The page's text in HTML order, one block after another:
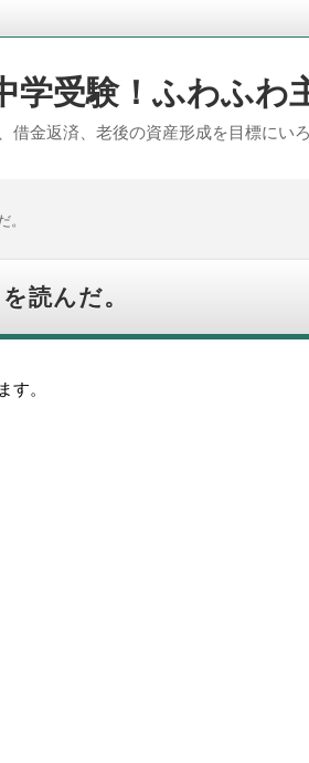
学受験！ふわふわ
金返済、老後の資産形成を目標にい
。
読んだ。
す。